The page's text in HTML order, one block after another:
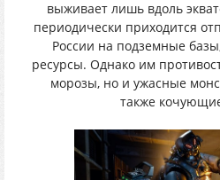
выживает лишь вдоль
периодически приходится
России на подземные
ресурсы. Однако им
морозы, но и ужасные
также